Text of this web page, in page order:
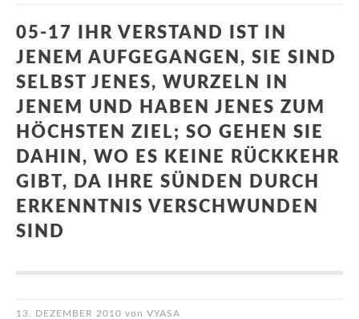
05-17 IHR VERSTAND IST IN
JENEM AUFGEGANGEN, SIE SIND
SELBST JENES, WURZELN IN
JENEM UND HABEN JENES ZUM
HÖCHSTEN ZIEL; SO GEHEN SIE
DAHIN, WO ES KEINE RÜCKKEHR
GIBT, DA IHRE SÜNDEN DURCH
ERKENNTNIS VERSCHWUNDEN
SIND
13. DEZEMBER 2010 von VYASA